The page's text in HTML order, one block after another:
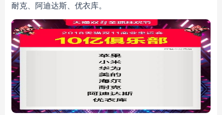
耐克、阿迪达斯、优衣库。